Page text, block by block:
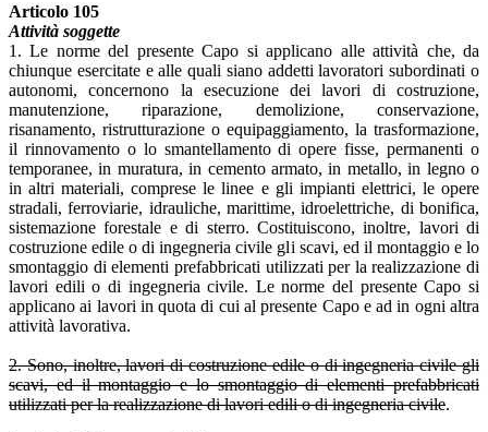
Articolo 105
Attività soggette
1. Le norme del presente Capo si applicano alle attività che, da
chiunque esercitate e alle quali siano addetti lavoratori subordinati o
autonomi, concernono la esecuzione dei lavori di costruzione,
manutenzione, riparazione, demolizione, conservazione,
risanamento, ristrutturazione o equipaggiamento, la trasformazione,
il rinnovamento o lo smantellamento di opere fisse, permanenti o
temporanee, in muratura, in cemento armato, in metallo, in legno o
in altri materiali, comprese le linee e gli impianti elettrici, le opere
stradali, ferroviarie, idrauliche, marittime, idroelettriche, di bonifica,
sistemazione forestale e di sterro. Costituiscono, inoltre, lavori di
costruzione edile o di ingegneria civile gli scavi, ed il montaggio e lo
smontaggio di elementi prefabbricati utilizzati per la realizzazione di
lavori edili o di ingegneria civile. Le norme del presente Capo si
applicano ai lavori in quota di cui al presente Capo e ad in ogni altra
attività lavorativa.
2. Sono, inoltre, lavori di costruzione edile o di ingegneria civile gli
scavi, ed il montaggio e lo smontaggio di elementi prefabbricati
utilizzati per la realizzazione di lavori edili o di ingegneria civile.